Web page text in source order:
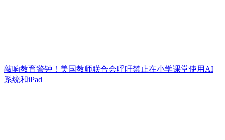
敲响教育警钟！美国教师联合会呼吁禁止在小学课堂使用AI
系统和iPad